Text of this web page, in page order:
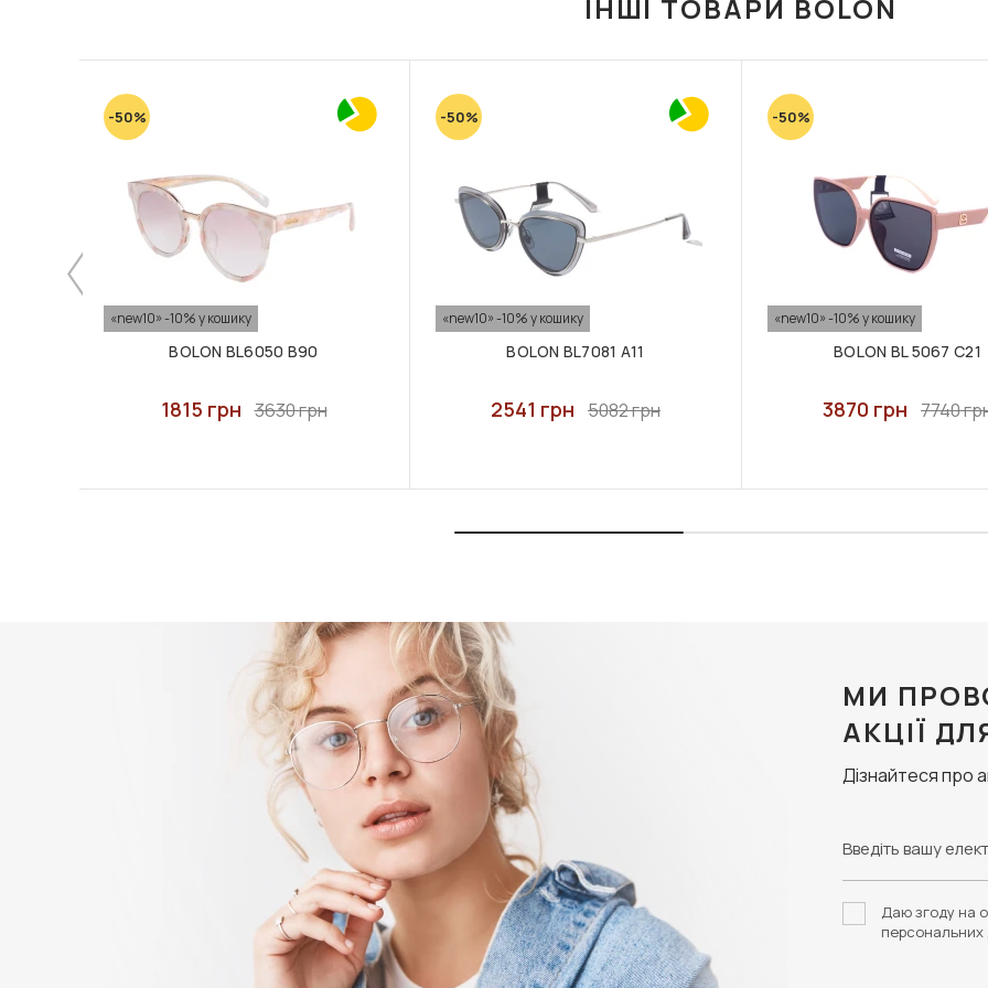
ІНШІ ТОВАРИ BOLON
-50%
«new10» -10% у кошику
BOLON BL6050 B90
1815 грн 3630 грн
-50%
«new10» -10% у кошику
BOLON BL7081 A11
2541 грн 5082 грн
-50%
«new10» -10% у кошику
BOLON BL 5067 C21
3870 грн 7740
МИ
АКЦІЇ
Дізнайтеся про
Даю згоду на